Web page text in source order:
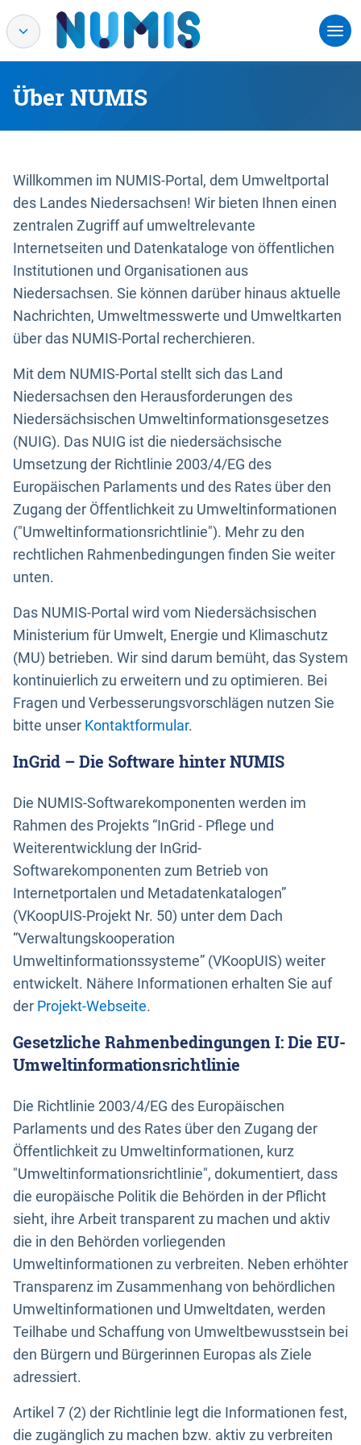
Über NUMIS
Willkommen im NUMIS-Portal, dem Umweltportal
des Landes Niedersachsen! Wir bieten Ihnen einen
zentralen Zugriff auf umweltrelevante
Internetseiten und Datenkataloge von öffentlichen
Institutionen und Organisationen aus
Niedersachsen. Sie können darüber hinaus aktuelle
Nachrichten, Umweltmesswerte und Umweltkarten
über das NUMIS-Portal recherchieren.
Mit dem NUMIS-Portal stellt sich das Land
Niedersachsen den Herausforderungen des
Niedersächsischen Umweltinformationsgesetzes
(NUIG). Das NUIG ist die niedersächsische
Umsetzung der Richtlinie 2003/4/EG des
Europäischen Parlaments und des Rates über den
Zugang der Öffentlichkeit zu Umweltinformationen
("Umweltinformationsrichtlinie"). Mehr zu den
rechtlichen Rahmenbedingungen finden Sie weiter
unten.
Das NUMIS-Portal wird vom Niedersächsischen
Ministerium für Umwelt, Energie und Klimaschutz
(MU) betrieben. Wir sind darum bemüht, das System
kontinuierlich zu erweitern und zu optimieren. Bei
Fragen und Verbesserungsvorschlägen nutzen Sie
bitte unser Kontaktformular.
InGrid – Die Software hinter NUMIS
Die NUMIS-Softwarekomponenten werden im
Rahmen des Projekts “InGrid - Pflege und
Weiterentwicklung der InGrid-
Softwarekomponenten zum Betrieb von
Internetportalen und Metadatenkatalogen”
(VKoopUIS-Projekt Nr. 50) unter dem Dach
“Verwaltungskooperation
Umweltinformationssysteme” (VKoopUIS) weiter
entwickelt. Nähere Informationen erhalten Sie auf
der Projekt-Webseite.
Gesetzliche Rahmenbedingungen I: Die EU-
Umweltinformationsrichtlinie
Die Richtlinie 2003/4/EG des Europäischen
Parlaments und des Rates über den Zugang der
Öffentlichkeit zu Umweltinformationen, kurz
"Umweltinformationsrichtlinie", dokumentiert, dass
die europäische Politik die Behörden in der Pflicht
sieht, ihre Arbeit transparent zu machen und aktiv
die in den Behörden vorliegenden
Umweltinformationen zu verbreiten. Neben erhöhter
Transparenz im Zusammenhang von behördlichen
Umweltinformationen und Umweltdaten, werden
Teilhabe und Schaffung von Umweltbewusstsein bei
den Bürgern und Bürgerinnen Europas als Ziele
adressiert.
Artikel 7 (2) der Richtlinie legt die Informationen fest,
die zugänglich zu machen bzw. aktiv zu verbreiten